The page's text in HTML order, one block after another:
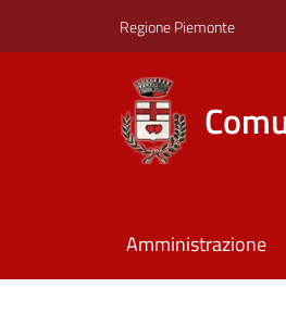
Regione Piemonte
Amministrazione